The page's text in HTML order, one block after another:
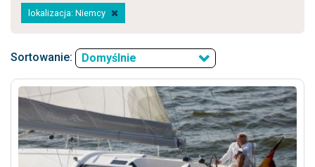
lokalizacja: Niemcy
Sortowanie: Domyślnie